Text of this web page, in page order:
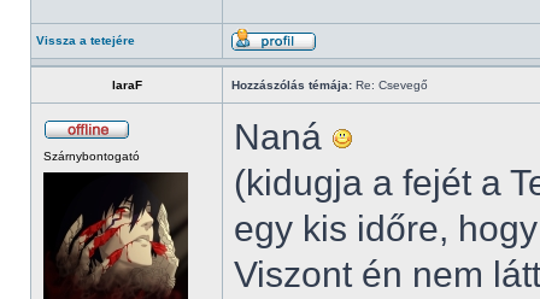
Vissza a tetejére
laraF Hozzászólás témája: Re: Csevegő
Szárnybontogató
Naná
(kidugja a fejét a
egy kis időre,
Viszont én nem